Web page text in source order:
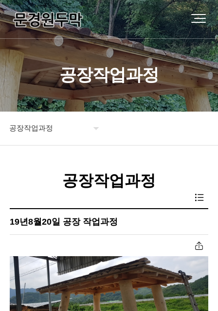
공장작업과정
공장작업과정
공장작업과정
온라인문의
고객센터
공장작업과정
19년8월20일 공장 작업과정